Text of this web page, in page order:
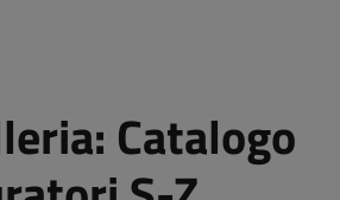
Catalogo